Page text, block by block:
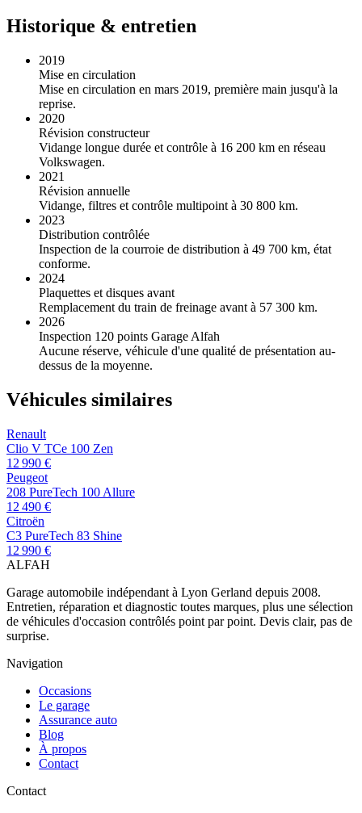
Historique & entretien
2019
Mise en circulation
Mise en circulation en mars 2019, première main jusqu'à la
reprise.
2020
Révision constructeur
Vidange longue durée et contrôle à 16 200 km en réseau
Volkswagen.
2021
Révision annuelle
Vidange, filtres et contrôle multipoint à 30 800 km.
2023
Distribution contrôlée
Inspection de la courroie de distribution à 49 700 km, état
conforme.
2024
Plaquettes et disques avant
Remplacement du train de freinage avant à 57 300 km.
2026
Inspection 120 points Garage Alfah
Aucune réserve, véhicule d'une qualité de présentation au-
dessus de la moyenne.
Véhicules similaires
Renault
Clio V TCe 100 Zen
12 990 €
Peugeot
208 PureTech 100 Allure
12 490 €
Citroën
C3 PureTech 83 Shine
12 990 €
ALFAH
Garage automobile indépendant à Lyon Gerland depuis 2008.
Entretien, réparation et diagnostic toutes marques, plus une sélection
de véhicules d'occasion contrôlés point par point. Devis clair, pas de
surprise.
Navigation
Occasions
Le garage
Assurance auto
Blog
À propos
Contact
Contact